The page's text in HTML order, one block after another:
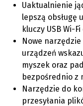
Uaktualnienie
lepszą obsługę
kluczy USB Wi-
Nowe
urządzeń
myszek oraz
bezpośrednio z
Narzędzie do
przesyłania